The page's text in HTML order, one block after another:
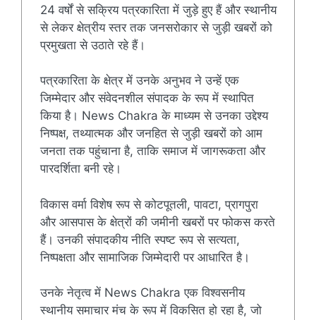
24 वर्षों से सक्रिय पत्रकारिता में जुड़े हुए हैं और स्थानीय
से लेकर क्षेत्रीय स्तर तक जनसरोकार से जुड़ी खबरों को
प्रमुखता से उठाते रहे हैं।
पत्रकारिता के क्षेत्र में उनके अनुभव ने उन्हें एक
जिम्मेदार और संवेदनशील संपादक के रूप में स्थापित
किया है। News Chakra के माध्यम से उनका उद्देश्य
निष्पक्ष, तथ्यात्मक और जनहित से जुड़ी खबरों को आम
जनता तक पहुंचाना है, ताकि समाज में जागरूकता और
पारदर्शिता बनी रहे।
विकास वर्मा विशेष रूप से कोटपूतली, पावटा, प्रागपुरा
और आसपास के क्षेत्रों की जमीनी खबरों पर फोकस करते
हैं। उनकी संपादकीय नीति स्पष्ट रूप से सत्यता,
निष्पक्षता और सामाजिक जिम्मेदारी पर आधारित है।
उनके नेतृत्व में News Chakra एक विश्वसनीय
स्थानीय समाचार मंच के रूप में विकसित हो रहा है, जो